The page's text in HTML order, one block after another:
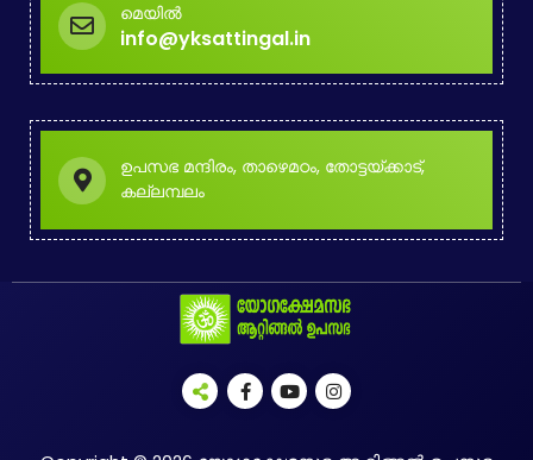
മെയിൽ
info@yksattingal.in
ഉപസഭ മന്ദിരം, താഴെമഠം, തോട്ടയ്ക്കാട്,
കല്ലമ്പലം